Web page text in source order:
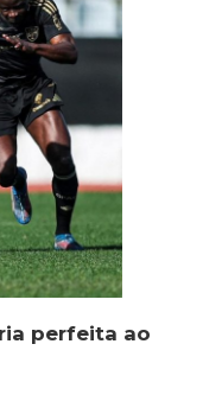
perfeita ao